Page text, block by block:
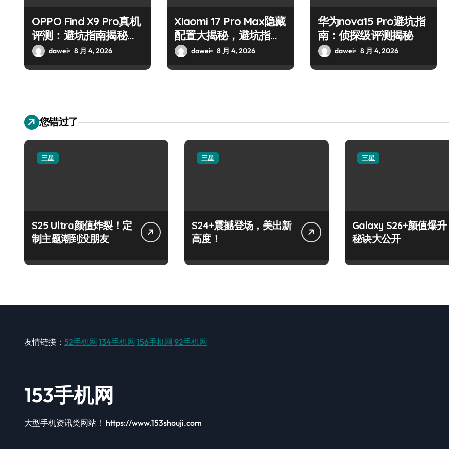
OPPO Find X9 Pro真机
评测：避坑指南揭秘实
力
dawei 8 月 4, 2026
Xiaomi 17 Pro Max隐藏
配置大揭秘，避坑指
南！dawei 8 月 4, 2026
华为nova15 Pro避坑指
南：侦探级评测揭秘
dawei 8 月 4, 2026
您错过了
三星
S25 Ultra颜值炸裂！定
制主题潮到没朋友
三星
S24+震撼登场，美出新
高度！
三星
Galaxy S26+颜值爆升
秘诀大公开
友情链接： 52手机网 134手机网 156手机网 92手机网
153手机网
大型手机资讯类网站！ https://www.153shouji.com